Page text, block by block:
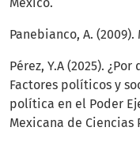
México.
Panebianco, A.
Pérez, Y.A (2025).
Factores políticos y
política en el Poder
Mexicana de Ciencias